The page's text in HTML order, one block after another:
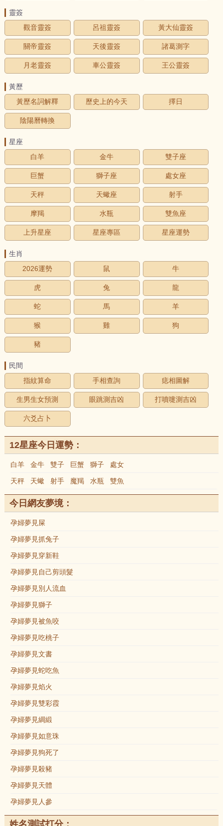
靈簽
觀音靈簽
呂祖靈簽 黃大仙靈簽
關帝靈簽 天後靈簽 諸葛測字
月老靈簽 車公靈簽 王公靈簽
黃歷
黃歷名詞解釋
歷史上的今天 擇日
陰陽曆轉換
星座
白羊
金牛 雙子座
巨蟹 獅子座 處女座
天秤 天蠍座 射手
摩羯 水瓶 雙魚座
上升星座 星座專區 星座運勢
生肖
2026運勢
鼠 牛
虎 兔 龍
蛇 馬 羊
猴 雞 狗
豬
民間
指紋算命
手相查詢 痣相圖解
生男生女預測 眼跳測吉凶 打噴嚏測吉凶
六爻占卜
12星座今日運勢：
白羊 金牛 雙子 巨蟹 獅子 處女
天秤 天蠍 射手 魔羯 水瓶 雙魚
今日網友夢境：
孕婦夢見屎
孕婦夢見抓兔子
孕婦夢見穿新鞋
孕婦夢見自己剪頭髮
孕婦夢見別人流血
孕婦夢見獅子
孕婦夢見被魚咬
孕婦夢見吃桃子
孕婦夢見文書
孕婦夢見蛇吃魚
孕婦夢見焰火
孕婦夢見雙彩霞
孕婦夢見綢緞
孕婦夢見如意珠
孕婦夢見狗死了
孕婦夢見殺豬
孕婦夢見天體
孕婦夢見人參
姓名測試打分：